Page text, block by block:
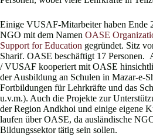
Einige VUSAF-Mitarbeiter haben Ende
NGO mit dem Namen OASE
Support for Education gegründet. Sitz
Sharif. OASE beschäftigt 17 Personen.
/ VUSAF kooperiert mit OASE
der Ausbildung an Schulen in Mazar-e-
Fortbildungen für Lehrkräfte und das
u.v.m.). Auch die Projekte zur
der Region Andkhoi und einige eigene
laufen über OASE, da ausländische
Bildungssektor tätig sein sollen.